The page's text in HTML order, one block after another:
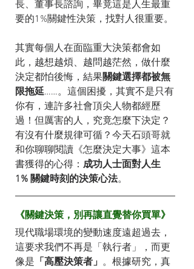
長、董事長諮詢，畢竟這是人生最重
要的1%關鍵性決策，找對人很重要。
其實每個人在面臨重大決策都會如
此，越想越煩、越問越茫然，做什麼
決定都怕後悔，結果關鍵選擇都被無
限拖延……。這個困擾，其實不是只有
你有，連許多社會頂尖人物都經歷
過！但厲害的人，究竟怎麼下決定？
有沒有什麼規律可循？今天石頭哥就
和你聊聊閱讀《怎麼決定大事》這本
書獲得的心得： 成功人士面對人生
1% 關鍵時刻的決策心法。
《關鍵決策，別再讓直覺替你買單》
現代職場環境的變動速度遠超過去，
這要求我們不再是「執行者」，而更
像是 「高壓決策者」 。根據研究，真